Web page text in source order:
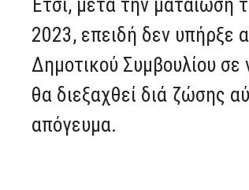
Έτσι, μετά την ματαίωση
2023, επειδή δεν υπήρξε
Δημοτικού Συμβουλίου
θα διεξαχθεί διά ζώσης
απόγευμα.